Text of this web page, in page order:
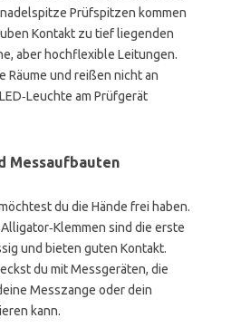
Prüfspitzen kommen
Kontakt zu tief liegenden
aber hochflexible Leitungen.
Räume und reißen nicht an
am Prüfgerät
Messaufbauten
du die Hände frei haben.
sind die erste
und bieten guten Kontakt.
du mit Messgeräten, die
Messzange oder dein
kann.